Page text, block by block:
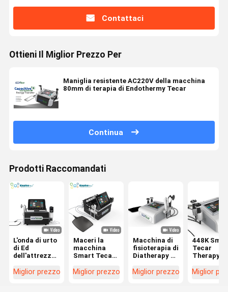
Contattaci
Ottieni Il Miglior Prezzo Per
Maniglia resistente AC220V della macchina
80mm di terapia di Endothermy Tecar
Continua
Prodotti Raccomandati
L'onda di urto
di Ed
dell'attrezzatura
diatermia di
Miglior prezzo
Maceri la
macchina
Smart Tecar
sollievo dal
Miglior prezzo
Macchina di
fisioterapia di
Diatherapy di
Tecar con
Miglior prezzo
448K
Tecar
Therapy
Diatermia
Miglior